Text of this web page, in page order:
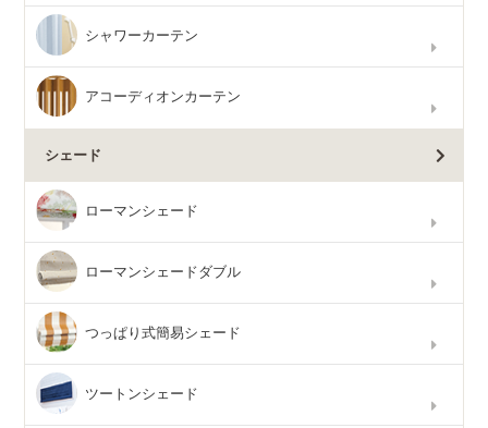
シャワーカーテン
アコーディオンカーテン
シェード
ローマンシェード
ローマンシェードダブル
つっぱり式簡易シェード
ツートンシェード